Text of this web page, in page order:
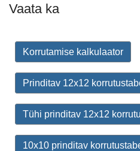
Vaata ka
Korrutamise kalkulaator
Prinditav 12x12
Tühi prinditav 12x12
10x10 prinditav